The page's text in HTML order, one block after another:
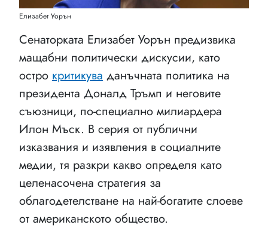
Елизабет Уорън
Сенаторката Елизабет Уорън предизвика
мащабни политически дискусии, като
остро критикува данъчната политика на
президента Доналд Тръмп и неговите
съюзници, по-специално милиардера
Илон Мъск. В серия от публични
изказвания и изявления в социалните
медии, тя разкри какво определя като
целенасочена стратегия за
облагодетелстване на най-богатите слоеве
от американското общество.